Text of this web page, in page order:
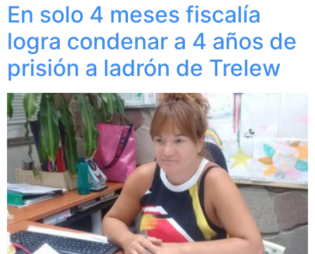
En solo 4 meses fiscalía
logra condenar a 4 años de
prisión a ladrón de Trelew